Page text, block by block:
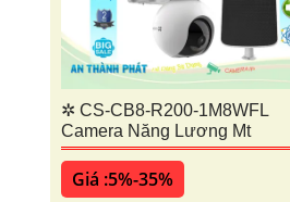
✲ CS-CB8-R200-1M8WFL
Camera Năng Lương Mt
Giá :5%-35%